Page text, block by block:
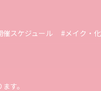
催スケジュール #メイク・
す。